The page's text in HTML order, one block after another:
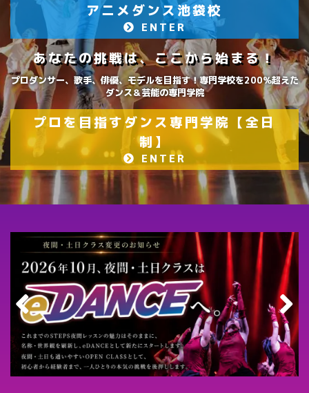
アニメダンス池袋校
ENTER
あなたの挑戦は、ここから始まる！
プロダンサー、歌手、俳優、モデルを目指す！専門学校を200％超えた
ダンス＆芸能の専門学院
プロを目指すダンス専門学院【全日
制】
ENTER